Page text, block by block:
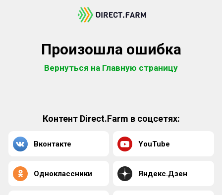
Произошла ошибка
Вернуться на Главную страницу
Контент Direct.Farm в соцсетях:
Вконтакте YouTube
Одноклассники Яндекс.Дзен